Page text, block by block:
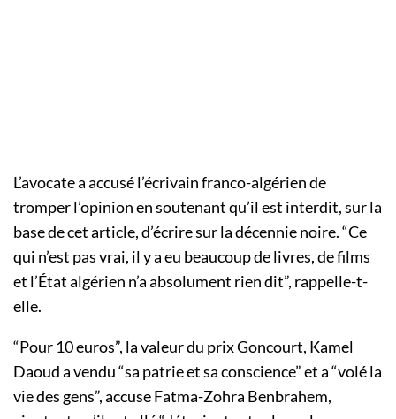
L’avocate a accusé l’écrivain franco-algérien de
tromper l’opinion en soutenant qu’il est interdit, sur la
base de cet article, d’écrire sur la décennie noire. “Ce
qui n’est pas vrai, il y a eu beaucoup de livres, de films
et l’État algérien n’a absolument rien dit”, rappelle-t-
elle.
“Pour 10 euros”, la valeur du prix Goncourt, Kamel
Daoud a vendu “sa patrie et sa conscience” et a “volé la
vie des gens”, accuse Fatma-Zohra Benbrahem,